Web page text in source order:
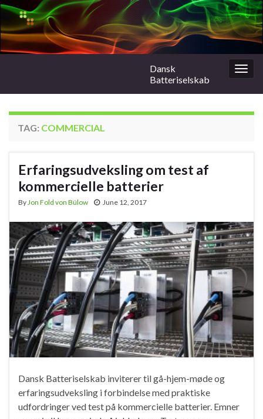
Dansk
Batteriselskab
TAG: COMMERCIAL
Erfaringsudveksling om test af
kommercielle batterier
ByJon Fold von Bülow June 12, 2017
Dansk Batteriselskab inviterer til gå-hjem-møde og
erfaringsudveksling i forbindelse med praktiske
udfordringer ved test på kommercielle batterier. Emner